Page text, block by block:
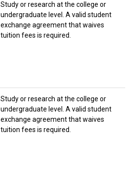
Study or research at the college or
undergraduate level. A valid student
exchange agreement that waives
tuition fees is required.
Study or research at the college or
undergraduate level. A valid student
exchange agreement that waives
tuition fees is required.